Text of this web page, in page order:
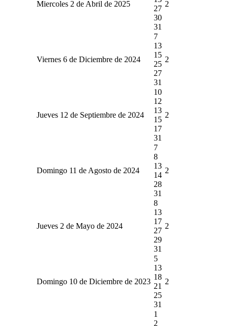
Miercoles 2 de Abril de 2025
27
30
31
2
Viernes 6 de Diciembre de 2024
7
13
15
25
27
31
2
Jueves 12 de Septiembre de 2024
10
12
13
15
17
31
2
Domingo 11 de Agosto de 2024
7
8
13
14
28
31
2
Jueves 2 de Mayo de 2024
8
13
17
27
29
31
2
Domingo 10 de Diciembre de 2023
5
13
18
21
25
31
2
1
2